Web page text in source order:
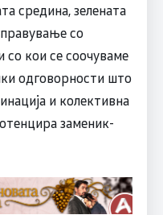
средина, зелената
со
со кои се соочуваме
одговорности што
и колективна
заменик-